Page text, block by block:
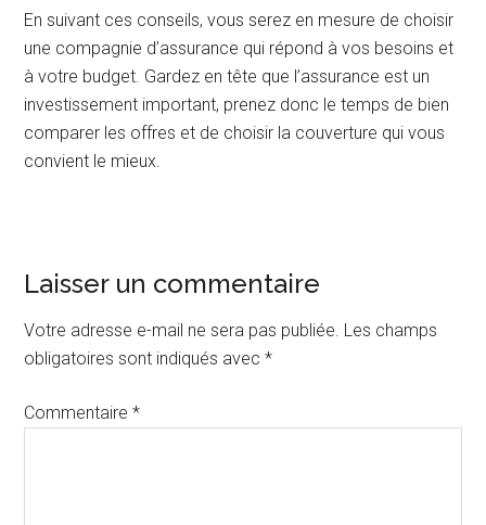
En suivant ces conseils, vous serez en mesure de choisir
une compagnie d’assurance qui répond à vos besoins et
à votre budget. Gardez en tête que l’assurance est un
investissement important, prenez donc le temps de bien
comparer les offres et de choisir la couverture qui vous
convient le mieux.
Interactions
du
lecteur
Laisser un commentaire
Votre adresse e-mail ne sera pas publiée. Les champs
obligatoires sont indiqués avec*
Commentaire*